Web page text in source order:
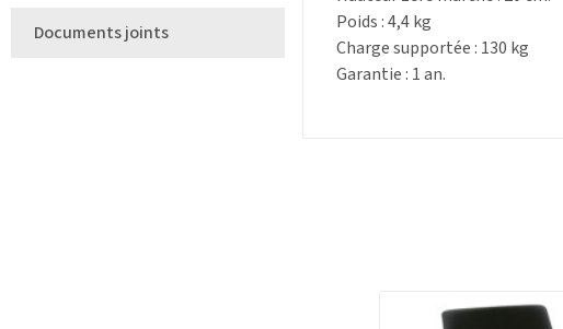
Documents joints
Poids : 4,4 kg
Charge supportée : 130 kg
Garantie : 1 an.